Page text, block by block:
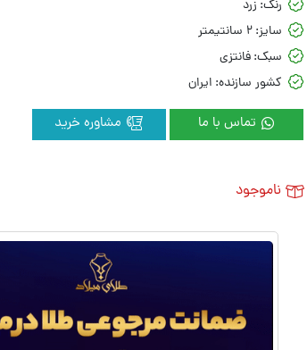
رنگ: زرد
سایز: 2 سانتیمتر
سبک: فانتزی
کشور سازنده: ایران
تماس با ما
ناموجود